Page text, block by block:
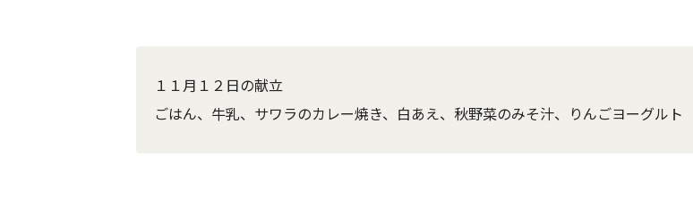
１１月１２日の献立
ごはん、牛乳、サワラのカレー焼き、白あえ、秋野菜のみそ汁、りんごヨーグルト